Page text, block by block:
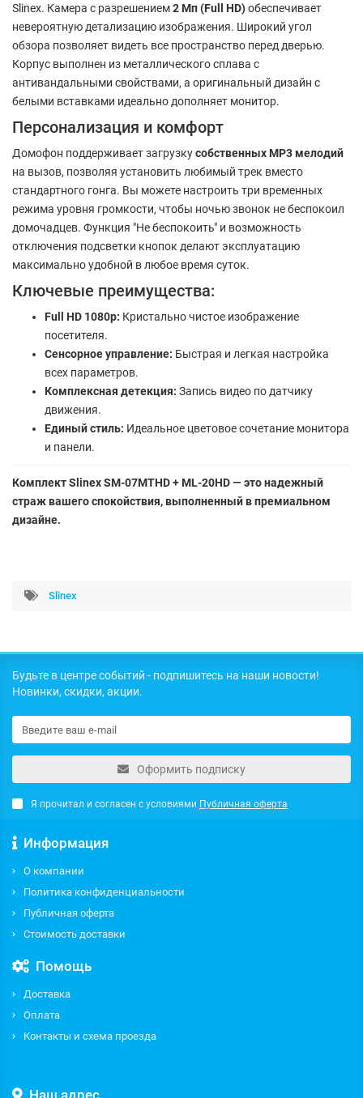
Slinex. Камера с разрешением2 Мп (Full HD)обеспечивает
невероятную детализацию изображения. Широкий угол
обзора позволяет видеть все пространство перед дверью.
Корпус выполнен из металлического сплава с
антивандальными свойствами, а оригинальный дизайн с
белыми вставками идеально дополняет монитор.
Персонализация и комфорт
Домофон поддерживает загрузкусобственных MP3 мелодий
на вызов, позволяя установить любимый трек вместо
стандартного гонга. Вы можете настроить три временных
режима уровня громкости, чтобы ночью звонок не беспокоил
домочадцев. Функция "Не беспокоить" и возможность
отключения подсветки кнопок делают эксплуатацию
максимально удобной в любое время суток.
Ключевые преимущества:
Full HD 1080p: Кристально чистое изображение
посетителя.
Сенсорное управление: Быстрая и легкая настройка
всех параметров.
Комплексная детекция: Запись видео по датчику
движения.
Единый стиль: Идеальное цветовое сочетание монитора
и панели.
Комплект Slinex SM-07MTHD + ML-20HD — это надежный
страж вашего спокойствия, выполненный в премиальном
дизайне.
Slinex
Будьте в центре событий - подпишитесь на наши новости!
Новинки, скидки, акции.
Оформить подписку
Я прочитал и согласен с условиями Публичная оферта
Информация
О компании
Политика конфиденциальности
Публичная оферта
Стоимость доставки
Помощь
Доставка
Оплата
Контакты и схема проезда
Наш адрес